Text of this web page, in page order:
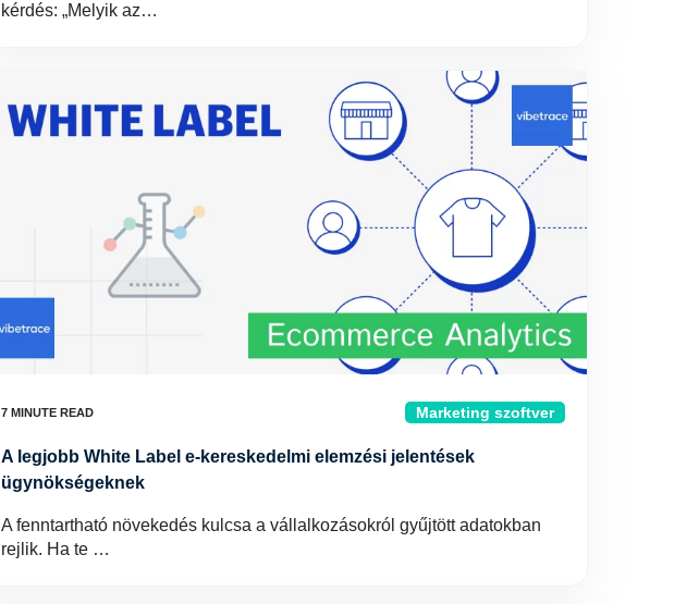
kérdés: „Melyik az…
Marketing szoftver
A legjobb White Label e-kereskedelmi elemzési jelentések
ügynökségeknek
A fenntartható növekedés kulcsa a vállalkozásokról gyűjtött adatokban
rejlik. Ha te …